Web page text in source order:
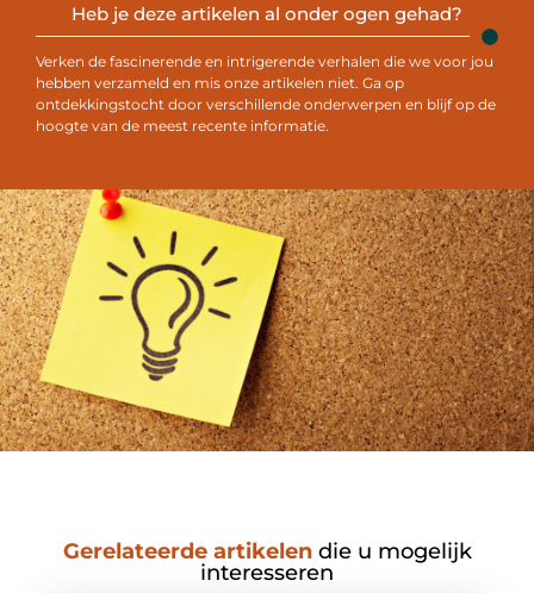
Heb je deze artikelen al onder ogen gehad?
Verken de fascinerende en intrigerende verhalen die we voor jou
hebben verzameld en mis onze artikelen niet. Ga op
ontdekkingstocht door verschillende onderwerpen en blijf op de
hoogte van de meest recente informatie.
Gerelateerde artikelendie u mogelijk
interesseren